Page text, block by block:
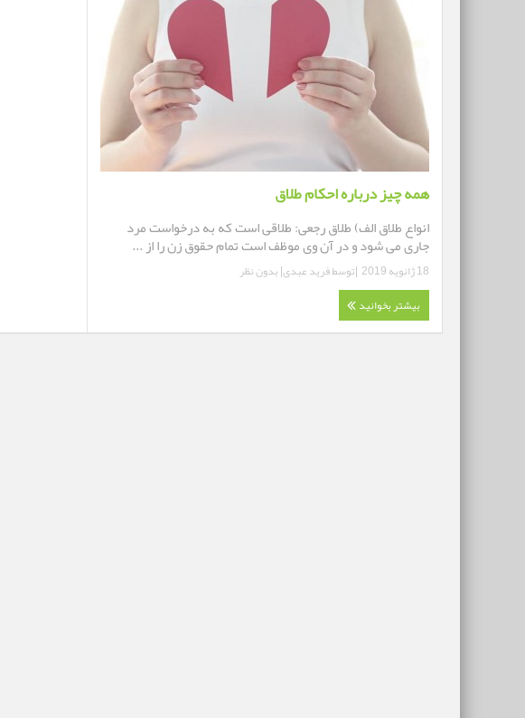
همه چیز درباره احکام طلاق
انواع طلاق الف) طلاق رجعی: طلاقی است که به درخواست مرد
جاری می شود و در آن وی موظف است تمام حقوق زن را از ...
18 ژانویه 2019 |توسطفرید عبدی|بدون نظر
بیشتر بخوانید